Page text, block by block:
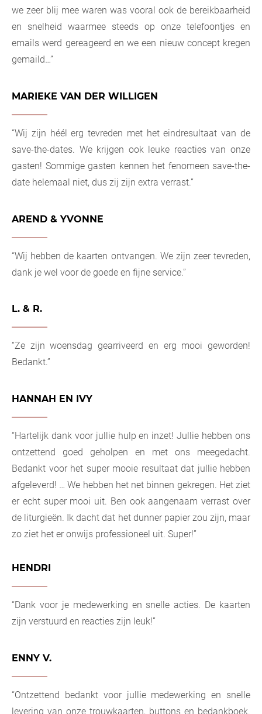
we zeer blij mee waren was vooral ook de bereikbaarheid
en snelheid waarmee steeds op onze telefoontjes en
emails werd gereageerd en we een nieuw concept kregen
gemaild…”
MARIEKE VAN DER WILLIGEN
“Wij zijn héél erg tevreden met het eindresultaat van de
save-the-dates. We krijgen ook leuke reacties van onze
gasten! Sommige gasten kennen het fenomeen save-the-
date helemaal niet, dus zij zijn extra verrast.”
AREND & YVONNE
“Wij hebben de kaarten ontvangen. We zijn zeer tevreden,
dank je wel voor de goede en fijne service.”
L. & R.
“Ze zijn woensdag gearriveerd en erg mooi geworden!
Bedankt.”
HANNAH EN IVY
“Hartelijk dank voor jullie hulp en inzet! Jullie hebben ons
ontzettend goed geholpen en met ons meegedacht.
Bedankt voor het super mooie resultaat dat jullie hebben
afgeleverd! … We hebben het net binnen gekregen. Het ziet
er echt super mooi uit. Ben ook aangenaam verrast over
de liturgieën. Ik dacht dat het dunner papier zou zijn, maar
zo ziet het er onwijs professioneel uit. Super!”
HENDRI
“Dank voor je medewerking en snelle acties. De kaarten
zijn verstuurd en reacties zijn leuk!”
ENNY V.
“Ontzettend bedankt voor jullie medewerking en snelle
levering van onze trouwkaarten, buttons en bedankboek.